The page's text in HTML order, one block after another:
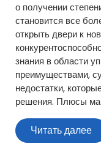
о получении
становится все
открыть двери к
знания в области
преимуществами,
недостатки,
решения. Плюсы
Читать далее